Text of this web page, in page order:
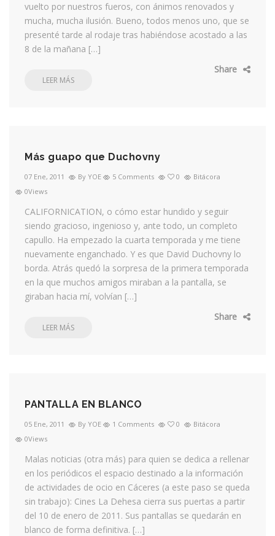
vuelto por nuestros fueros, con ánimos renovados y
mucha, mucha ilusión. Bueno, todos menos uno, que se
presenté tarde al rodaje tras habiéndose acostado a las
8 de la mañana […]
Share
LEER MÁS
Más guapo que Duchovny
07 Ene, 2011 By YOE 5 Comments 0
Bitácora
0Views
CALIFORNICATION, o cómo estar hundido y seguir
siendo gracioso, ingenioso y, ante todo, un completo
capullo. Ha empezado la cuarta temporada y me tiene
nuevamente enganchado. Y es que David Duchovny lo
borda. Atrás quedó la sorpresa de la primera temporada
en la que muchos amigos miraban a la pantalla, se
giraban hacia mí, volvían […]
Share
LEER MÁS
PANTALLA EN BLANCO
05 Ene, 2011 By YOE 1 Comments 0
Bitácora
0Views
Malas noticias (otra más) para quien se dedica a rellenar
en los periódicos el espacio destinado a la información
de actividades de ocio en Cáceres (a este paso se queda
sin trabajo): Cines La Dehesa cierra sus puertas a partir
del 10 de enero de 2011. Sus pantallas se quedarán en
blanco de forma definitiva. […]